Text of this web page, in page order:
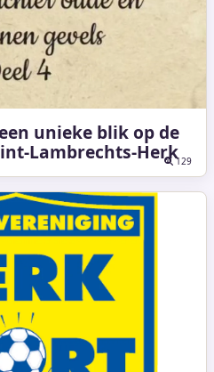
unieke blik op de
Lambrechts-Herk129